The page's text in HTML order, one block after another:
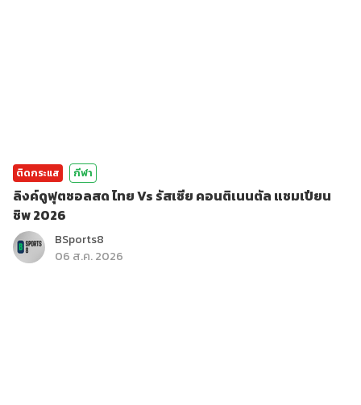
ติดกระแส กีฬา
ลิงค์ดูฟุตซอลสด ไทย Vs รัสเซีย คอนติเนนตัล แชมเปียน
ชิพ 2026
BSports8
06 ส.ค. 2026